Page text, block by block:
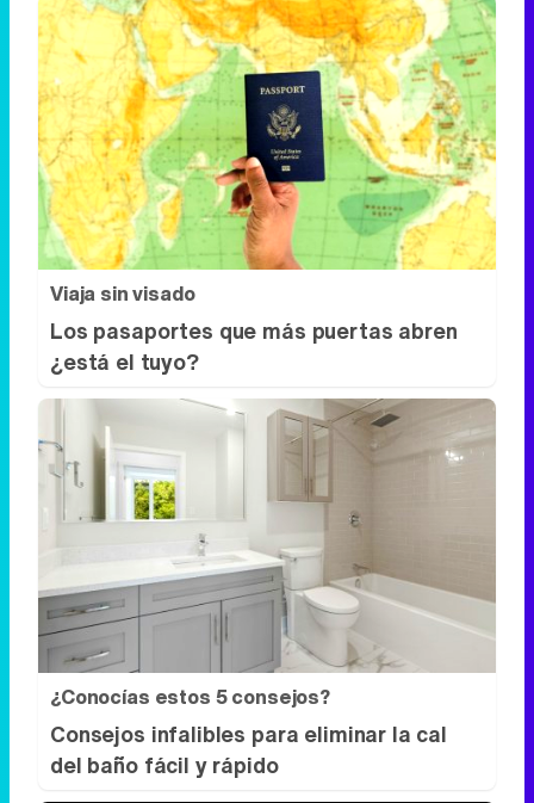
Viaja sin visado
Los pasaportes que más puertas abren
¿está el tuyo?
¿Conocías estos 5 consejos?
Consejos infalibles para eliminar la cal
del baño fácil y rápido